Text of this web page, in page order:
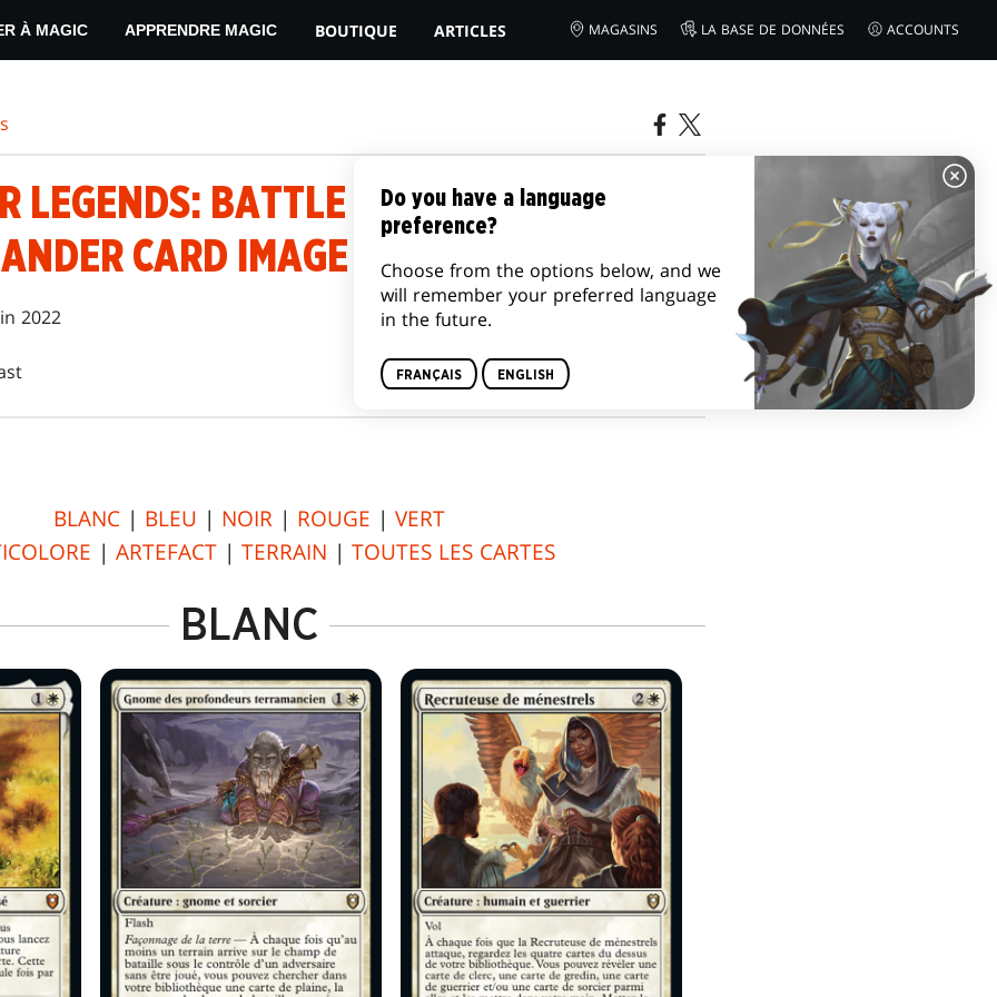
À MAGIC APPRENDRE MAGIC BOUTIQUE ARTICLES MAGASINS LA BASE DE DONNÉES ACCOUNTS
LEGENDS: BATTLE FOR BALDUR'S
CARD IMAGE GALLERY
2022
BLANC | BLEU | NOIR | ROUGE | VERT
| ARTEFACT| TERRAIN | TOUTES LES CARTES
BLANC
Do you have a language
preference?
Choose from the options below, and we
will remember your preferred language
in the future.
FRANÇAIS ENGLISH